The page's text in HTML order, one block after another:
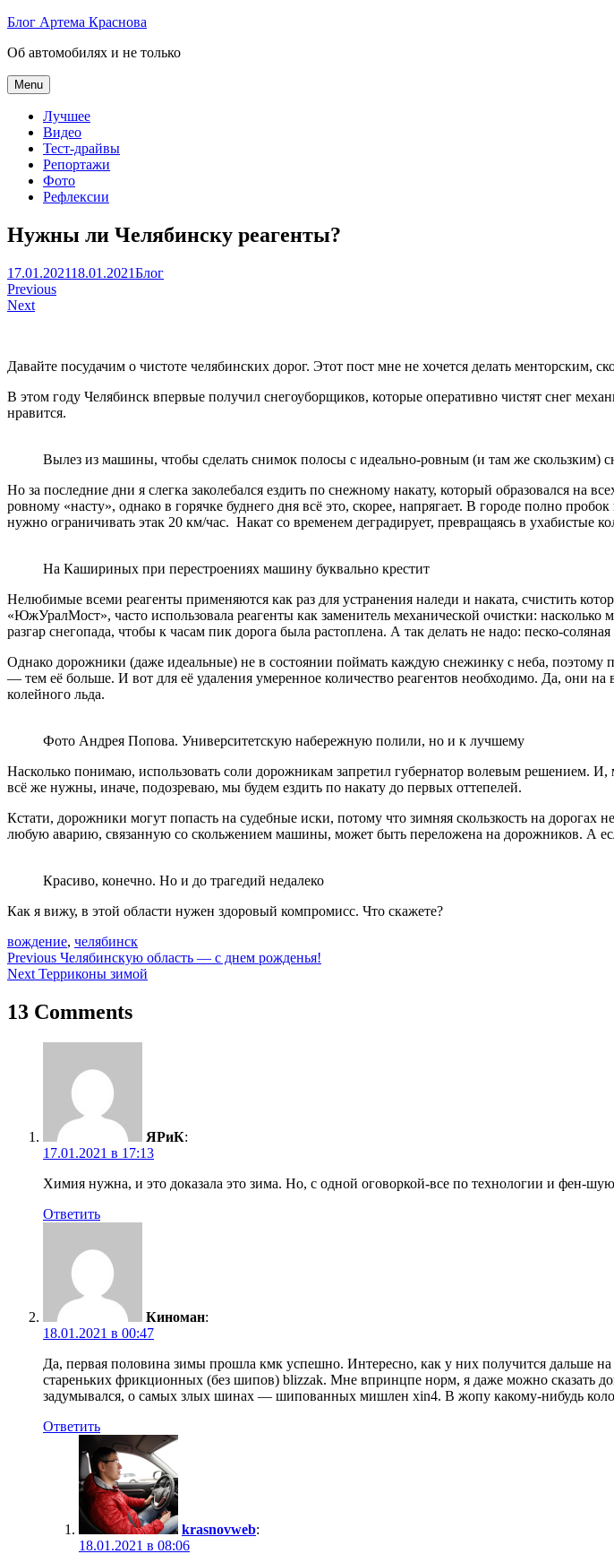
Skip
content
Блог Артема Краснова
Об автомобилях и не только
Menu
Лучшее
Видео
Тест-драйвы
Репортажи
Фото
Рефлексии
Нужны ли Челябинску реагенты?
Артем
Краснов
17.01.202118.01.2021Блог
Навигация
по
Previous
Next
Давайте посудачим о чистоте челябинских дорог. Этот пост мне не хочется делать менторским,
В этом году Челябинск впервые получил снегоуборщиков, которые оперативно чистят снег
нравится.
Вылез из машины, чтобы сделать снимок полосы с идеально-ровным (и там же скользким)
Но за последние дни я слегка заколебался ездить по снежному накату, который образовался
ровному «насту», однако в горячке буднего дня всё это, скорее, напрягает. В городе полно
нужно ограничивать этак 20 км/час. Накат со временем деградирует, превращаясь в ухабистые
На Кашириных при перестроениях машину буквально крестит
Нелюбимые всеми реагенты применяются как раз для устранения наледи и наката, счистить
«ЮжУралМост», часто использовала реагенты как заменитель механической очистки:
разгар снегопада, чтобы к часам пик дорога была растоплена. А так делать не надо: песко-
Однако дорожники (даже идеальные) не в состоянии поймать каждую снежинку с неба, поэтому
— тем её больше. И вот для её удаления умеренное количество реагентов необходимо. Да, они
колейного льда.
Фото Андрея Попова. Университетскую набережную полили, но и к лучшему
Насколько понимаю, использовать соли дорожникам запретил губернатор волевым решением.
всё же нужны, иначе, подозреваю, мы будем ездить по накату до первых оттепелей.
Кстати, дорожники могут попасть на судебные иски, потому что зимняя скользкость на дорогах
любую аварию, связанную со скольжением машины, может быть переложена на дорожников. А
Красиво, конечно. Но и до трагедий недалеко
Как я вижу, в этой области нужен здоровый компромисс. Что скажете?
вождение, челябинск
Навигация
по
записям
Previous Челябинскую область — с днем рожденья!
Next Терриконы зимой
13 Comments
ЯРиК:
17.01.2021 в 17:13
Химия нужна, и это доказала это зима. Но, с одной оговоркой-все по технологии и фен-
Ответить
Киноман:
18.01.2021 в 00:47
Да, первая половина зимы прошла кмк успешно. Интересно, как у них получится дальше
стареньких фрикционных (без шипов) blizzak. Мне впринцпе норм, я даже можно сказать
задумывался, о самых злых шинах — шипованных мишлен xin4. В жопу какому-нибудь
Ответить
krasnovweb:
18.01.2021 в 08:06